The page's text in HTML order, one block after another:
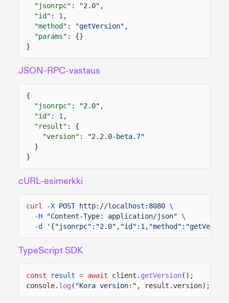
"jsonrpc" : "2.0" ,
"id" : 1 ,
"method" : "getVersion" ,
"params" : {}
}
JSON-RPC-vastaus
{
"jsonrpc" : "2.0" ,
"id" : 1 ,
"result" : {
"version" :
"2.2.0-beta.7"
}
}
cURL-esimerkki
curl -X POST http://localhost:8080 \
-H
"Content-Type: application/json" \
-d
TypeScript SDK
const result = await client. getVersion();
console. log ( "Kora version:" , result.version);